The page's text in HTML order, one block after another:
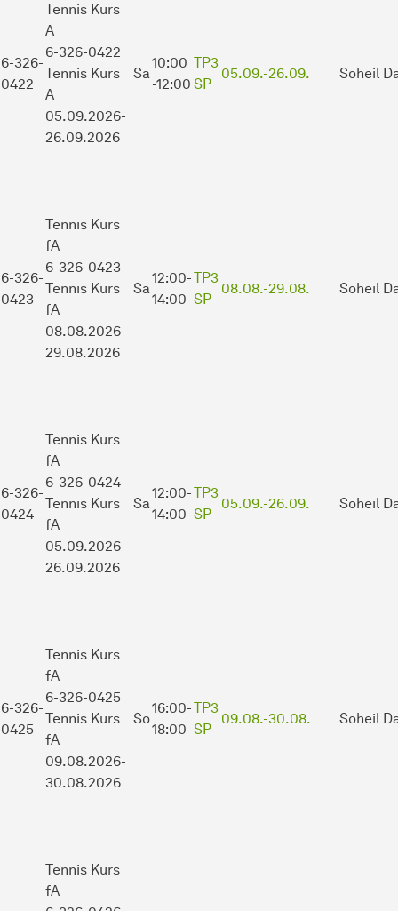
6-326-
0422
Tennis Kurs
A
6-326-0422
Tennis Kurs
A
05.09.2026-
26.09.2026
Sa
10:00
-12:00
TP3
SP
05.09.-26.09. Soheil
6-326-
0423
Tennis Kurs
fA
6-326-0423
Tennis Kurs
fA
08.08.2026-
29.08.2026
Sa
12:00-
14:00
TP3
SP
08.08.-29.08. Soheil
6-326-
0424
Tennis Kurs
fA
6-326-0424
Tennis Kurs
fA
05.09.2026-
26.09.2026
Sa
12:00-
14:00
TP3
SP
05.09.-26.09. Soheil
6-326-
0425
Tennis Kurs
fA
6-326-0425
Tennis Kurs
fA
09.08.2026-
30.08.2026
So
16:00-
18:00
TP3
SP
09.08.-30.08. Soheil
Tennis Kurs
fA